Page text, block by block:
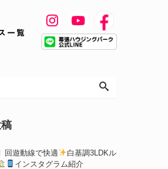
一覧
回遊動線で快適
白基調3LDKル
インスタグラム紹介